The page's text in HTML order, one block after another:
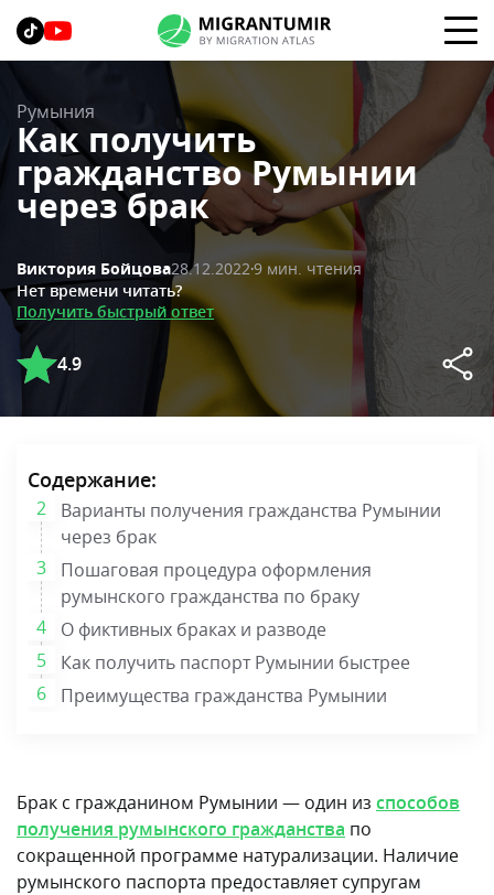
Румыния
Как получить
гражданство Румынии
через брак
Виктория Бойцова28.12.2022 9 мин. чтения
Нет времени читать?
Получить быстрый ответ
4.9
Содержание:
Варианты получения гражданства Румынии
через брак
Пошаговая процедура оформления
румынского гражданства по браку
О фиктивных браках и разводе
Как получить паспорт Румынии быстрее
Преимущества гражданства Румынии
Брак с гражданином Румынии — один из способов
получения румынского гражданства по
сокращенной программе натурализации. Наличие
румынского паспорта предоставляет супругам